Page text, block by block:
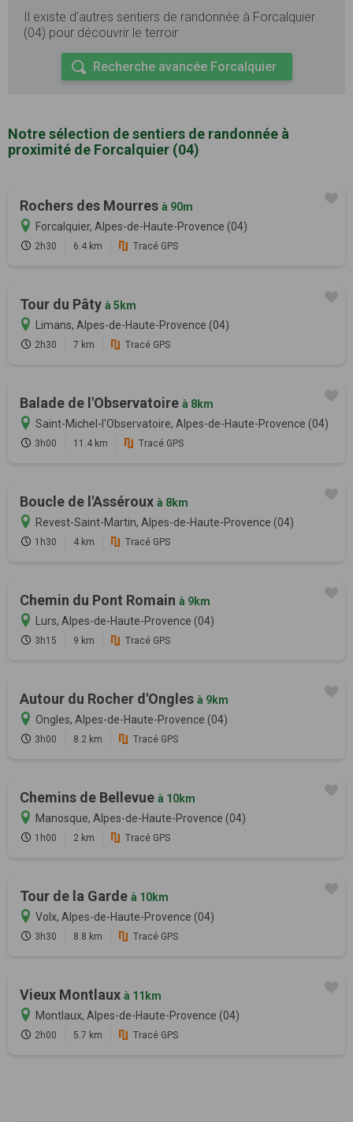
Il existe d'autres sentiers de randonnée à Forcalquier
(04) pour découvrir le terroir
Recherche avancée Forcalquier
Notre sélection de sentiers de randonnée à
proximité de Forcalquier (04)
Rochers des Mourres à 90m
Forcalquier, Alpes-de-Haute-Provence (04)
2h30 6.4 km Tracé GPS
Tour du Pâty à 5km
Limans, Alpes-de-Haute-Provence (04)
2h30 7 km Tracé GPS
Balade de l'Observatoire à 8km
Saint-Michel-l'Observatoire, Alpes-de-Haute-Provence (04)
3h00 11.4 km Tracé GPS
Boucle de l'Asséroux à 8km
Revest-Saint-Martin, Alpes-de-Haute-Provence (04)
1h30 4 km Tracé GPS
Chemin du Pont Romain à 9km
Lurs, Alpes-de-Haute-Provence (04)
3h15 9 km Tracé GPS
Autour du Rocher d'Ongles à 9km
Ongles, Alpes-de-Haute-Provence (04)
3h00 8.2 km Tracé GPS
Chemins de Bellevue à 10km
Manosque, Alpes-de-Haute-Provence (04)
1h00 2 km Tracé GPS
Tour de la Garde à 10km
Volx, Alpes-de-Haute-Provence (04)
3h30 8.8 km Tracé GPS
Vieux Montlaux à 11km
Montlaux, Alpes-de-Haute-Provence (04)
2h00 5.7 km Tracé GPS